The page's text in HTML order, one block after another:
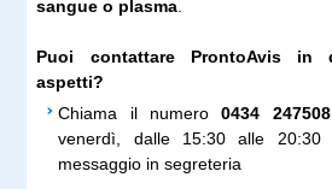
sangue o plasma
Puoi contattare ProntoAvis
in
aspetti?
Chiama il numero0434 247508
venerdì, dalle 15:30 alle 20:30
messaggio in segreteria